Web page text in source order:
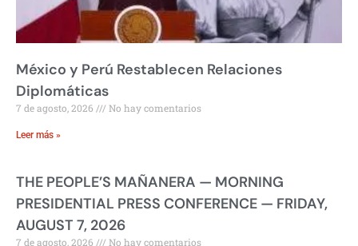
México y Perú Restablecen Relaciones
Diplomáticas
7 de agosto, 2026 No hay comentarios
Leer más »
THE PEOPLE’S MAÑANERA — MORNING
PRESIDENTIAL PRESS CONFERENCE — FRIDAY,
AUGUST 7, 2026
7 de agosto, 2026 No hay comentarios